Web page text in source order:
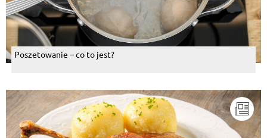
Poszetowanie – co to jest?